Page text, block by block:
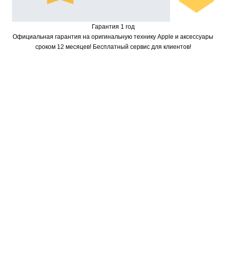
Гарантия 1 год
Официальная гарантия на оригинальную технику Apple и аксессуары
сроком 12 месяцев! Бесплатный сервис для клиентов!